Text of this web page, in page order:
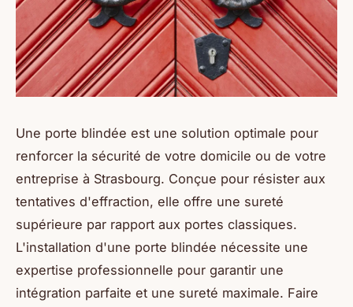
Une porte blindée est une solution optimale pour
renforcer la sécurité de votre domicile ou de votre
entreprise à Strasbourg. Conçue pour résister aux
tentatives d'effraction, elle offre une sureté
supérieure par rapport aux portes classiques.
L'installation d'une porte blindée nécessite une
expertise professionnelle pour garantir une
intégration parfaite et une sureté maximale. Faire